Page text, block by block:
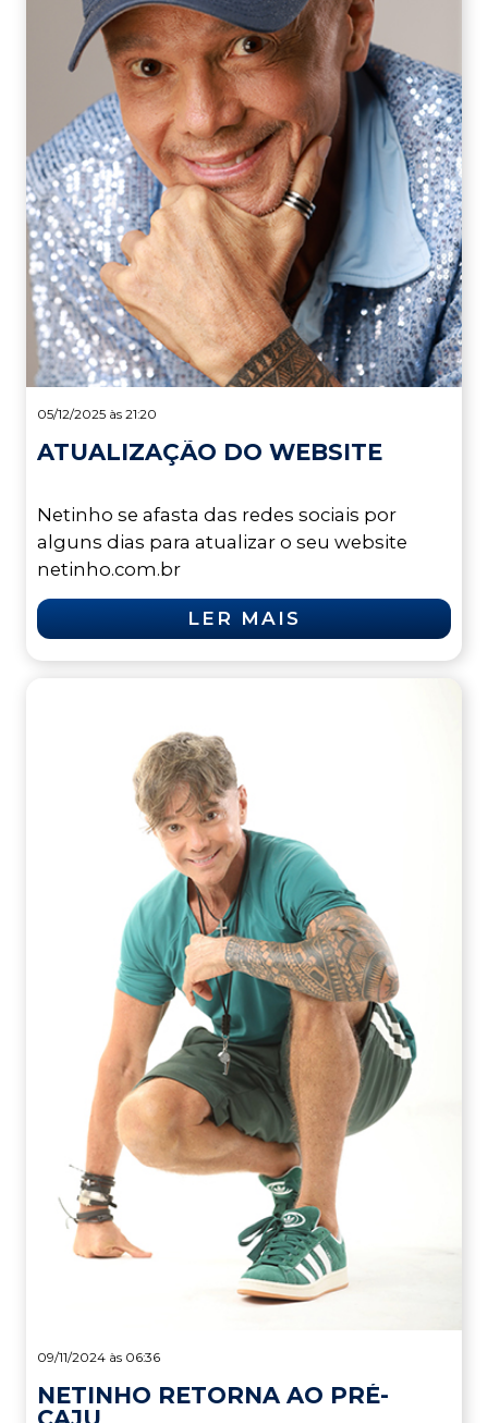
05/12/2025 às 21:20
ATUALIZAÇÃO DO WEBSITE
Netinho se afasta das redes sociais por
alguns dias para atualizar o seu website
netinho.com.br
LER MAIS
09/11/2024 às 06:36
NETINHO RETORNA AO PRÉ-